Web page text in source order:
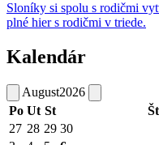
Sloníky si spolu s rodičmi
plné hier s rodičmi v triede.
Kalendár
August2026
Po Ut St Št
27 28 29 30